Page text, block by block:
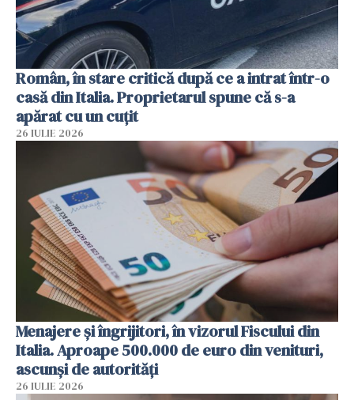
Român, în stare critică după ce a intrat într-o
casă din Italia. Proprietarul spune că s-a
apărat cu un cuțit
26 IULIE 2026
Menajere și îngrijitori, în vizorul Fiscului din
Italia. Aproape 500.000 de euro din venituri,
ascunși de autorități
26 IULIE 2026